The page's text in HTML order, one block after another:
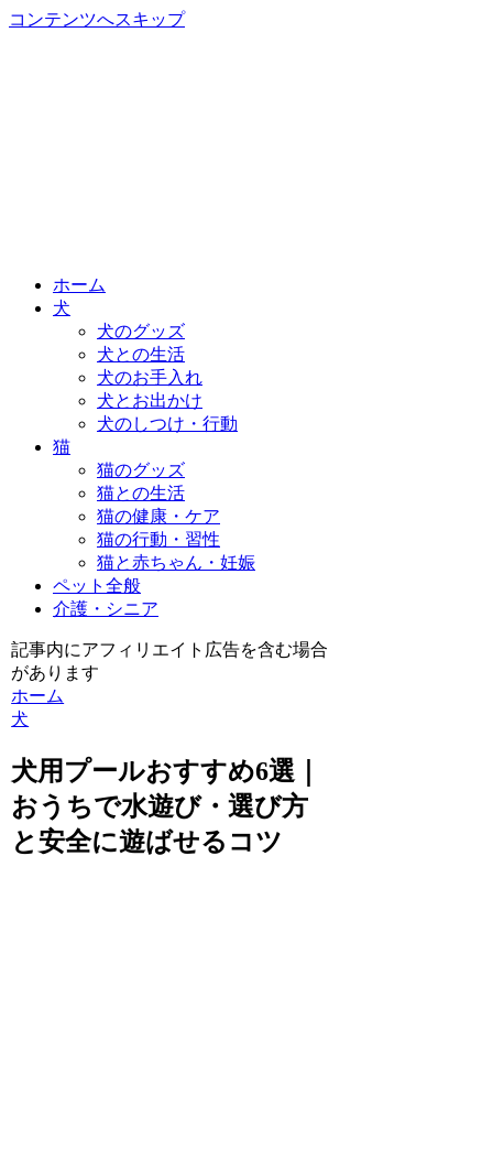
コンテンツへスキップ
ホーム
犬
犬のグッズ
犬との生活
犬のお手入れ
犬とお出かけ
犬のしつけ・行動
猫
猫のグッズ
猫との生活
猫の健康・ケア
猫の行動・習性
猫と赤ちゃん・妊娠
ペット全般
介護・シニア
記事内にアフィリエイト広告を含む場合
があります
ホーム
犬
犬用プールおすすめ6選｜
おうちで水遊び・選び方
と安全に遊ばせるコツ